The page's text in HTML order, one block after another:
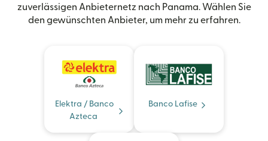
zuverlässigen Anbieternetz nach Panama. Wählen Sie
den gewünschten Anbieter, um mehr zu erfahren.
Elektra / Banco
Azteca
Banco Lafise